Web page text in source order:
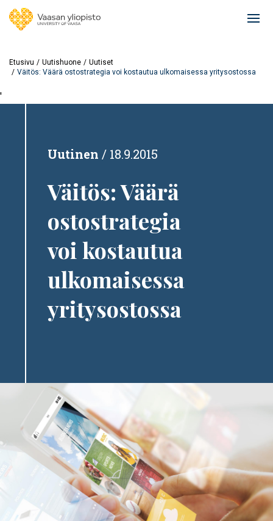
Etusivu Uutishuone
Uutiset
Väitös: Väärä ostostrategia voi kostautua ulkomaisessa yritysostossa
'
Uutinen 18.9.2015
Väitös: Väärä
ostostrategia
voi kostautua
ulkomaisessa
yritysostossa